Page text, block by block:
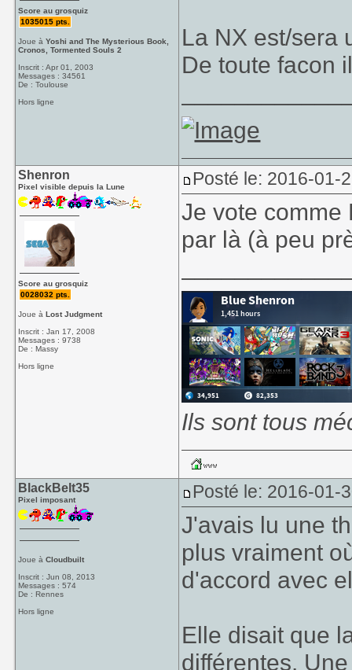
Score au grosquiz
1035015 pts.
Joue àYoshi and The Mysterious Book,
Cronos, Tormented Souls 2
Inscrit : Apr 01, 2003
Messages : 34561
De : Toulouse
Hors ligne
La NX est/sera
De toute facon
Shenron
Pixel visible depuis la Lune
Score au grosquiz
0028032 pts.
Joue àLost Judgment
Inscrit : Jan 17, 2008
Messages : 9738
De : Massy
Hors ligne
Posté le: 2016-01-
Je vote comme
par là (à peu
Ils sont tous
BlackBelt35
Pixel imposant
Joue àCloudbuilt
Inscrit : Jun 08, 2013
Messages : 574
De : Rennes
Hors ligne
Posté le: 2016-01-
J'avais lu une
plus vraiment
d'accord avec
Elle disait que
différentes.